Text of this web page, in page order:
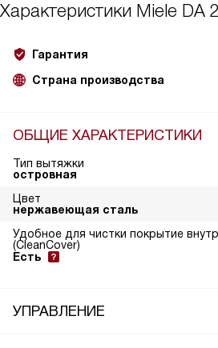
Характеристики Miele DA
Гарантия
Страна производства
ОБЩИЕ ХАРАКТЕРИСТИКИ
Тип вытяжки
островная
Цвет
нержавеющая сталь
Удобное для чистки покрытие
(CleanCover)
Есть
УПРАВЛЕНИЕ